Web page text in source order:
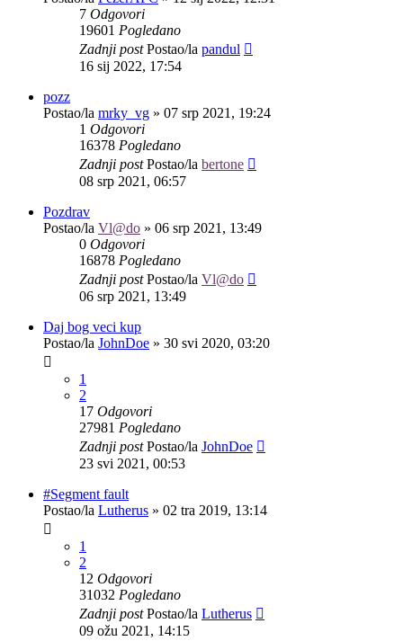
7 Odgovori
19601 Pogledano
Zadnji postPostao/la pandul
16 sij 2022, 17:54
pozz
Postao/la mrky_vg » 07 srp 2021, 19:24
1 Odgovori
16378 Pogledano
Zadnji postPostao/la bertone
08 srp 2021, 06:57
Pozdrav
Postao/la Vl@do » 06 srp 2021, 13:49
0 Odgovori
16878 Pogledano
Zadnji postPostao/la Vl@do
06 srp 2021, 13:49
Daj bog veci kup
Postao/la JohnDoe » 30 svi 2020, 03:20
1
2
17 Odgovori
27981 Pogledano
Zadnji postPostao/la JohnDoe
23 svi 2021, 00:53
#Segment fault
Postao/la Lutherus » 02 tra 2019, 13:14
1
2
12 Odgovori
31032 Pogledano
Zadnji postPostao/la Lutherus
09 ožu 2021, 14:15